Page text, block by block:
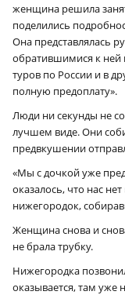
женщина решила
поделились
Она представлялась
обратившимися к ней
туров по России и в
полную предоплату».
Люди ни секунды не
лучшем виде. Они
предвкушении
«Мы с дочкой уже
оказалось, что нас
нижегородок,
Женщина снова и
не брала трубку.
Нижегородка
оказывается, там уже